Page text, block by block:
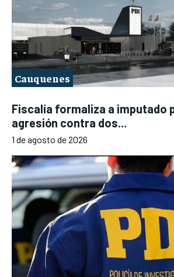
Cauquenes
Fiscalía formaliza a imputado
agresión contra dos...
1 de agosto de 2026